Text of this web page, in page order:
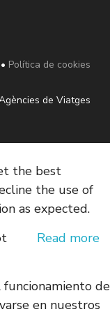
• Política de cookies
de Viatges
the best
the use of
as expected.
Read more
funcionamiento de
en nuestros